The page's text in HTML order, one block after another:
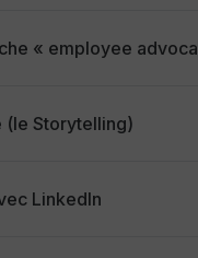
« employee
(le Storytelling)
LinkedIn